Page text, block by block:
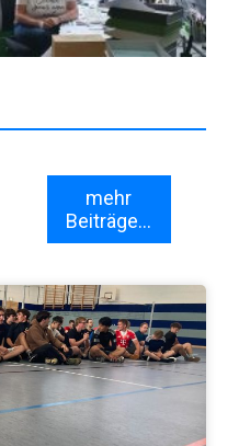
mehr
Beiträge...